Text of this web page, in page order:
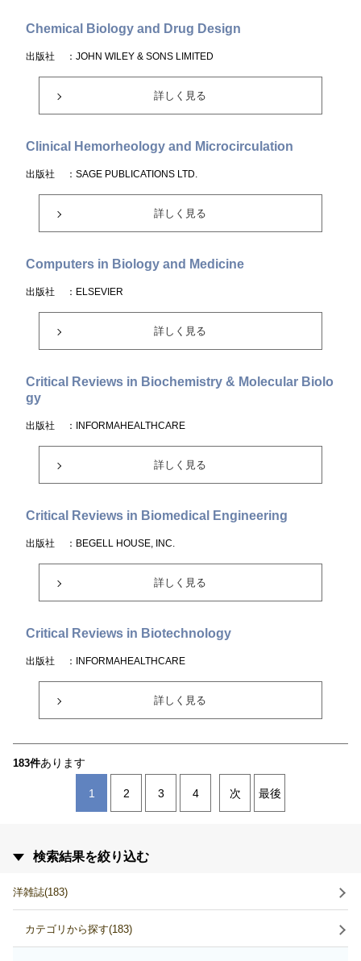
Chemical Biology and Drug Design
出版社 ：JOHN WILEY & SONS LIMITED
詳しく見る
Clinical Hemorheology and Microcirculation
出版社 ：SAGE PUBLICATIONS LTD.
詳しく見る
Computers in Biology and Medicine
出版社 ：ELSEVIER
詳しく見る
Critical Reviews in Biochemistry & Molecular Biolo
gy
出版社 ：INFORMAHEALTHCARE
詳しく見る
Critical Reviews in Biomedical Engineering
出版社 ：BEGELL HOUSE, INC.
詳しく見る
Critical Reviews in Biotechnology
出版社 ：INFORMAHEALTHCARE
詳しく見る
183件あります
1 2 3 4 次 最後
検索結果を絞り込む
洋雑誌(183)
カテゴリから探す(183)